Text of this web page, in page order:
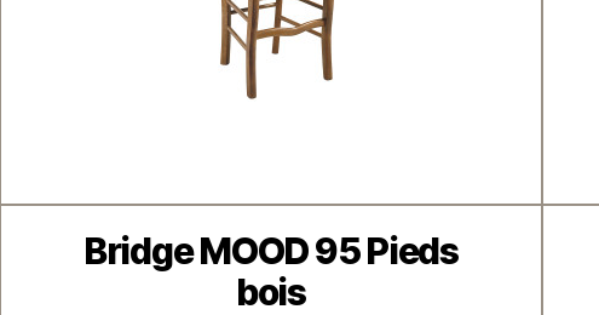
Catégories
Bridge MOOD 95 Pieds
bois